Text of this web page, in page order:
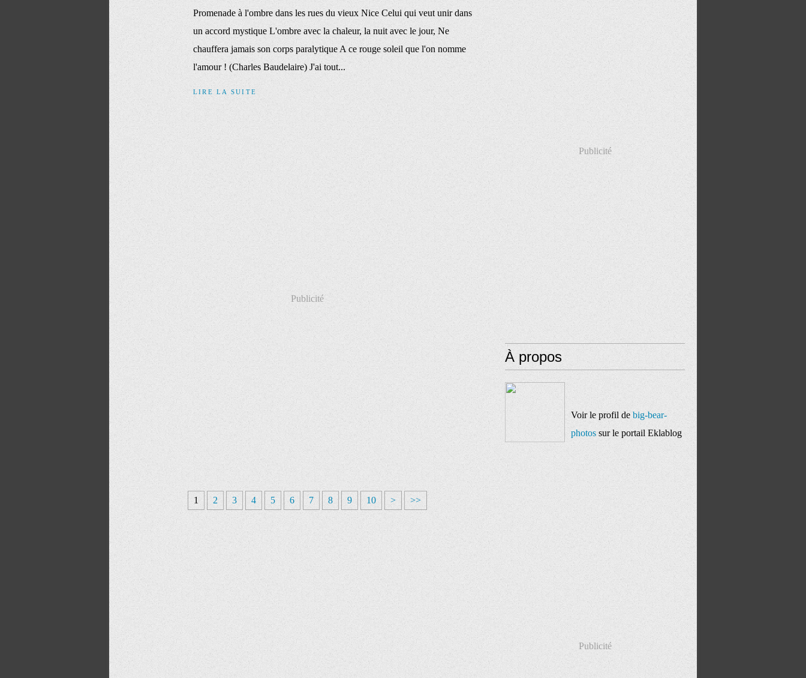
Promenade à l'ombre dans les rues du vieux Nice Celui qui veut unir dans
un accord mystique L'ombre avec la chaleur, la nuit avec le jour, Ne
chauffera jamais son corps paralytique A ce rouge soleil que l'on nomme
l'amour ! (Charles Baudelaire) J'ai tout...
LIRE LA SUITE
Publicité
1 2 3 4 5 6 7 8 9 10 > >>
Publicité
À propos
Voir le profil debig-bear-
photossur le portail Eklablog
Publicité